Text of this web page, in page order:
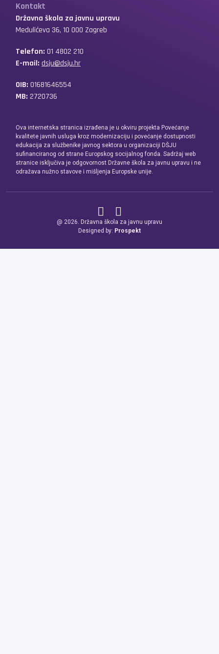
Kontakt
Državna škola za javnu upravu
Medulićeva 36, 10 000 Zagreb
Telefon: 01 4802 210
E-mail: dsju@dsju.hr
OIB: 01681646554
MB: 2720736
Ova internetska stranica izrađena je u okviru projekta Povećanje
kvalitete javnih usluga kroz modernizaciju i povećanje dostupnosti
edukacija za službenike javnog sektora u organizaciji DŠJU
sufinanciranog od strane Europskog socijalnog fonda. Sadržaj web
stranice isključiva je odgovornost Državne škola za javnu upravu i ne
odražava nužno stavove i mišljenja Europske unije.
@ 2026. Državna škola za javnu upravu
Designed by: Prospekt